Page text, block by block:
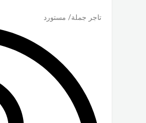
تاجر جملة/ مستورد